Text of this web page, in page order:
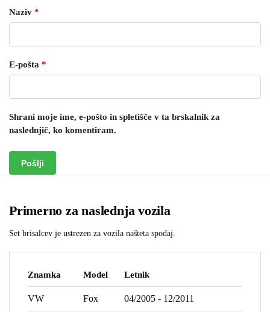
Naziv *
E-pošta *
Shrani moje ime, e-pošto in spletišče v ta brskalnik za
naslednjič, ko komentiram.
Primerno za naslednja vozila
Set brisalcev je ustrezen za vozila našteta spodaj.
Znamka Model Letnik
VW Fox 04/2005 - 12/2011